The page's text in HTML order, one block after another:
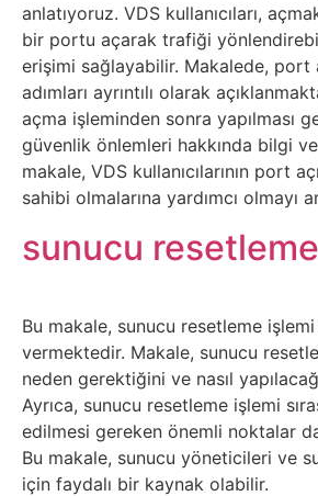
Kitap
Komedi
Kültür
Sanat
Metaverse
Müzik
Nft
Oyun
anlatıyoruz. VDS kullanıcıları,
bir portu açarak trafiği
erişimi sağlayabilir. Makalede, port
adımları ayrıntılı olarak
açma işleminden sonra yapılması
güvenlik önlemleri hakkında bilgi
makale, VDS kullanıcılarının port
sahibi olmalarına yardımcı olmayı
sunucu resetleme
Bu makale, sunucu resetleme
vermektedir. Makale, sunucu
neden gerektiğini ve nasıl
Ayrıca, sunucu resetleme işlemi
edilmesi gereken önemli noktalar
Bu makale, sunucu yöneticileri ve
için faydalı bir kaynak olabilir.